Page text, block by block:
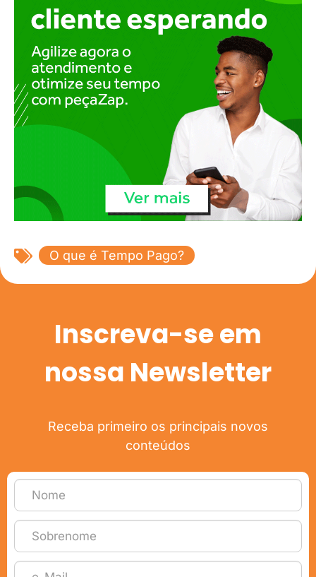
O que é Tempo Pago?
Inscreva-se em
nossa Newsletter
Receba primeiro os principais novos
conteúdos